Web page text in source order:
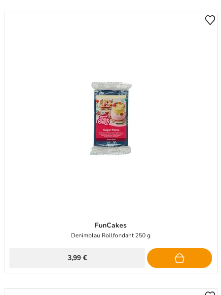
FunCakes
Denimblau Rollfondant 250 g
3,99 €